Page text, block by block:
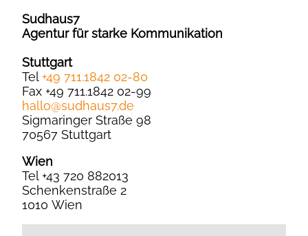
Sudhaus7
Agentur für starke Kommunikation
Stuttgart
Tel +49 711.1842 02-80
Fax +49 711.1842 02-99
hallo@sudhaus7.de
Sigmaringer Straße 98
70567 Stuttgart
Wien
Tel +43 720 882013
Schenkenstraße 2
1010 Wien